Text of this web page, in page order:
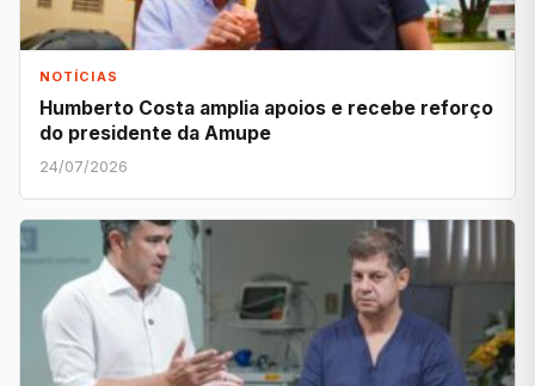
NOTÍCIAS
Humberto Costa amplia apoios e recebe reforço
do presidente da Amupe
24/07/2026